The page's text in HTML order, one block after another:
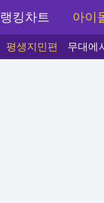
랭킹차트 아이